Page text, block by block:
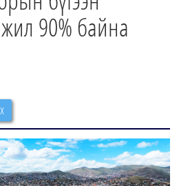
90% байна